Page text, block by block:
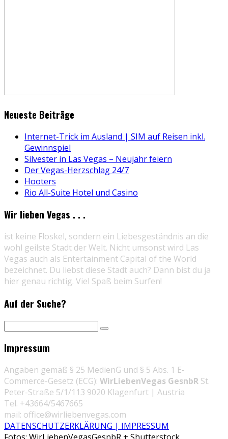
Neueste Beiträge
Internet-Trick im Ausland | SIM auf Reisen inkl.
Gewinnspiel
Silvester in Las Vegas – Neujahr feiern
Der Vegas-Herzschlag 24/7
Hooters
Rio All-Suite Hotel und Casino
Wir lieben Vegas . . .
ist keine Floskel, sondern ein Liebesgeständnis an die
wohl geilste Stadt der Welt. Nicht umsonst wird Las
Vegas auch als Entertainment Capital of the World
bezeichnet. Du liebst diese Stadt auch? Dann bist du ja
hier genau richtig. Viel Spaß beim Surfen!
Auf der Suche?
Impressum
Angaben gemäß § 25 MedienG und § 5 Abs. 1 E-
Commerce-Gesetz (ECG): WirLiebenVegas GesnbR St.
Peter-Straße 5/1/113 9020 Klagenfurt | Austria
Tel. +43664/5467665
mail: office@wirliebenvegas.com
DATENSCHUTZERKLÄRUNG | IMPRESSUM